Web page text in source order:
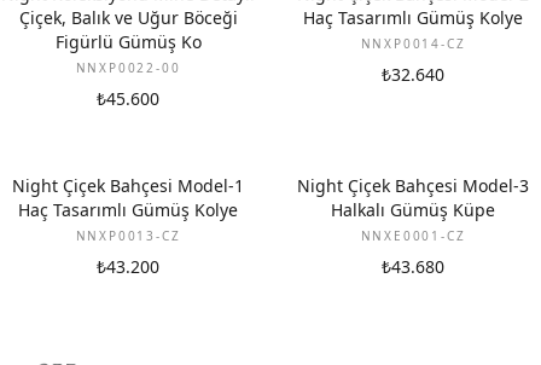
Çiçek, Balık ve Uğur Böceği
Figürlü Gümüş Ko
NNXP0022-00
₺45.600
Haç Tasarımlı Gümüş Kolye
NNXP0014-CZ
₺32.640
Night Çiçek Bahçesi Model-1
Haç Tasarımlı Gümüş Kolye
NNXP0013-CZ
₺43.200
Night Çiçek Bahçesi Model-3
Halkalı Gümüş Küpe
NNXE0001-CZ
₺43.680